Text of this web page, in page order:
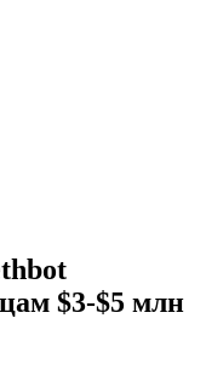
$3-$5 млн